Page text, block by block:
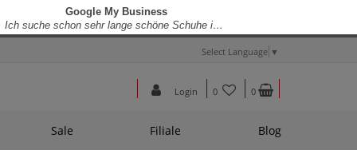
Select Language ▼
Login 0 0
Sale Filiale Blog